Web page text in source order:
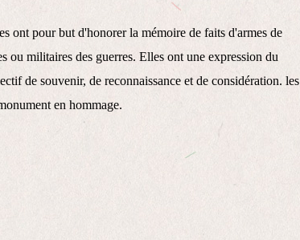
ont pour but d'honorer la mémoire de faits d'armes de
ou militaires des guerres. Elles ont une expression du
de souvenir, de reconnaissance et de considération. les
en hommage.